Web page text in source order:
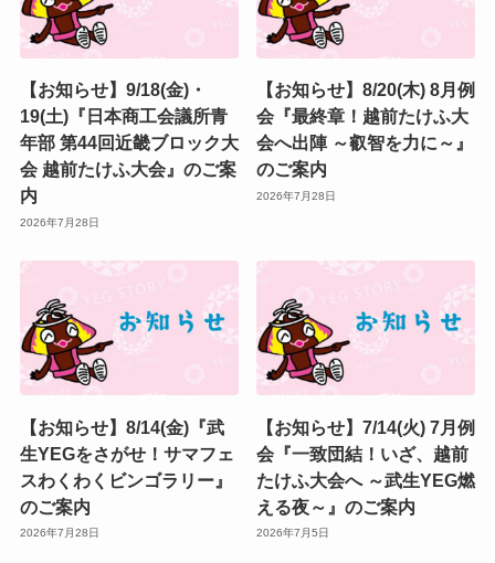
【お知らせ】9/18(金)・
19(土)『日本商工会議所青
年部 第44回近畿ブロック大
会 越前たけふ大会』のご案
内
2026年7月28日
【お知らせ】8/20(木) 8月例
会『最終章！越前たけふ大
会へ出陣 ～叡智を力に～』
のご案内
2026年7月28日
【お知らせ】8/14(金)『武
生YEGをさがせ！サマフェ
スわくわくビンゴラリー』
のご案内
2026年7月28日
【お知らせ】7/14(火) 7月例
会『一致団結！いざ、越前
たけふ大会へ ～武生YEG燃
える夜～』のご案内
2026年7月5日